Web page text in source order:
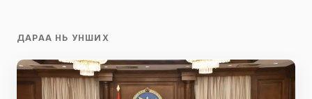
ДАРАА НЬ УНШИХ